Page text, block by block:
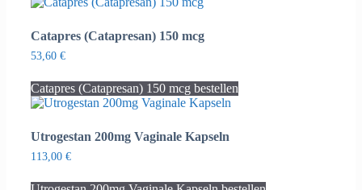
Catapres (Catapresan) 150 mcg
53,60 €
Catapres (Catapresan) 150 mcg bestellen
Utrogestan 200mg Vaginale Kapseln
113,00 €